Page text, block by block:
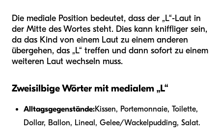
Die mediale Position bedeutet, dass der „L“-Laut in
der Mitte des Wortes steht. Dies kann kniffliger sein,
da das Kind von einem Laut zu einem anderen
übergehen, das „L“ treffen und dann sofort zu einem
weiteren Laut wechseln muss.
Zweisilbige Wörter mit medialem „L“
Alltagsgegenstände:Kissen, Portemonnaie, Toilette,
Dollar, Ballon, Lineal, Gelee/Wackelpudding, Salat.